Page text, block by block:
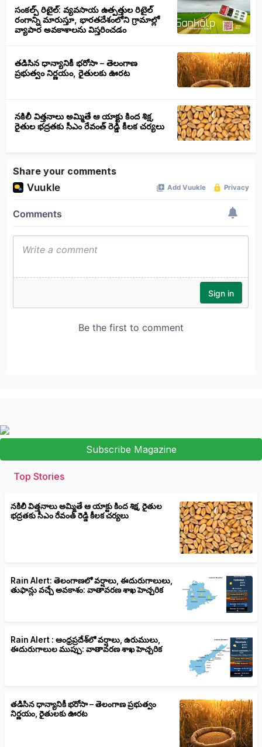
సంకల్ప్ రిటైల్: వ్యవసాయ ఉత్పత్తుల రిటైల్
రంగాన్ని మారుస్తూ, భారతదేశంలోని గ్రామాల్లో
వ్యాపార అవకాశాలను విస్తరించడం
తడిసిన ధాన్యానికీ భరోసా – తెలంగాణ
ప్రభుత్వం నిర్ణయం, రైతులకు ఊరట
నకిలీ విత్తనాలు అమ్మితే ఆ యాక్టు కింద శిక్ష,
రైతుల భద్రతకు సీఎం రేవంత్ రెడ్డి కీలక చర్యలు
Share your comments
Subscribe Magazine
Top Stories
నకిలీ విత్తనాలు అమ్మితే ఆ యాక్టు కింద శిక్ష, రైతుల
భద్రతకు సీఎం రేవంత్ రెడ్డి కీలక చర్యలు
Rain Alert: తెలంగాణలో వర్షాలు, ఈదురుగాలులు,
తుఫాన్లు వచ్చే అవకాశం: వాతావరణ శాఖ హెచ్చరిక
Rain Alert : ఆంధ్రప్రదేశ్‌లో వర్షాలు, ఉరుములు,
ఈదురుగాలుల ముప్పు: వాతావరణ శాఖ హెచ్చరిక
తడిసిన ధాన్యానికీ భరోసా – తెలంగాణ ప్రభుత్వం
నిర్ణయం, రైతులకు ఊరట